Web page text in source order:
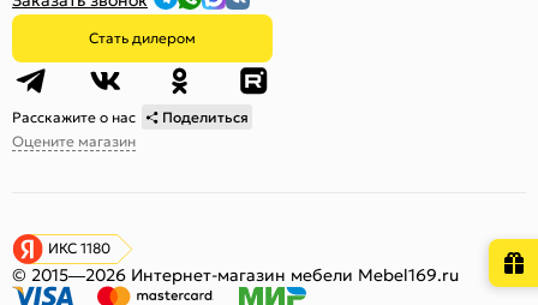
Стать дилером
Расскажите о нас
Поделиться
Оцените магазин
ИКС 1180
© 2015—2026 Интернет-магазин мебели Mebel169.ru